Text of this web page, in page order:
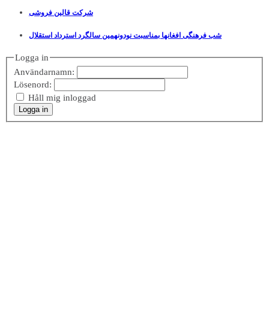
شرکت قالین فروشی
شب فرهنگی افغانها بمناسبت نودونهمین سالگرد استرداد استقلال
Logga in
Användarnamn:
Lösenord:
Håll mig inloggad
Logga in